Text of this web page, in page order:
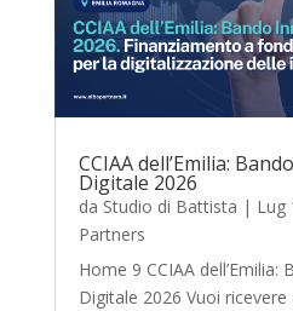
CCIAA dell’Emilia:
Digitale 2026
da Studio di Battista | Lug
Partners
Home 9 CCIAA dell’Emilia:
Digitale 2026 Vuoi